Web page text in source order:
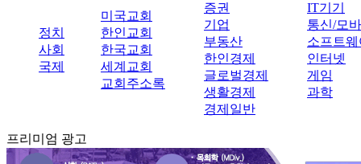
정치
사회
국제
미국교회
한인교회
한국교회
세계교회
교회주소록
증권
기업
부동산
한인경제
글로벌경제
생활경제
경제일반
IT기기
통신/모
소프트웨
인터넷
게임
과학
프리미엄 광고